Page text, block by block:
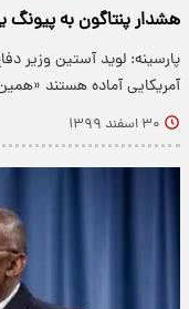
هشدار پنتاگون به
پارسینه: لوید آستین وزیر
آمریکایی آماده هستند
۳۰ اسفند ۱۳۹۹